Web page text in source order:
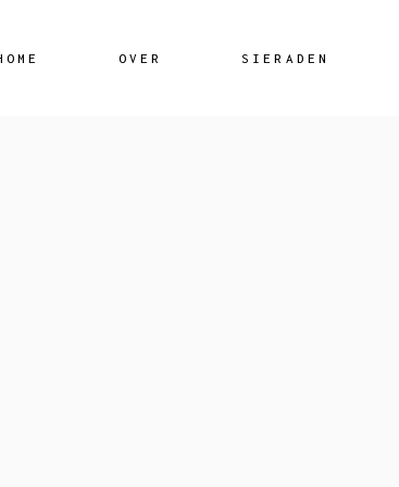
content
OVER SIERADEN